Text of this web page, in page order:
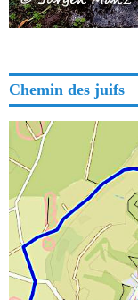
Chemin des juifs